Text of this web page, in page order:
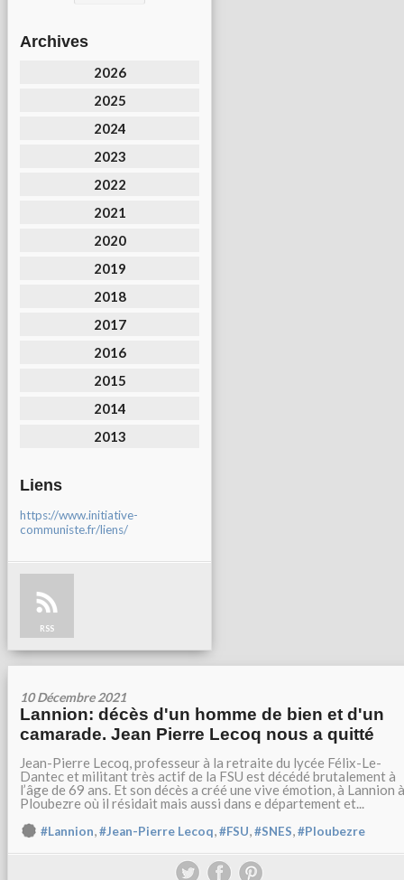
Archives
2026
2025
2024
2023
2022
2021
2020
2019
2018
2017
2016
2015
2014
2013
Liens
https://www.initiative-
communiste.fr/liens/
RSS
10 Décembre 2021
Lannion: décès d'un homme de bien et d'un
camarade. Jean Pierre Lecoq nous a quitté
Jean-Pierre Lecoq, professeur à la retraite du lycée Félix-Le-
Dantec et militant très actif de la FSU est décédé brutalement à
l’âge de 69 ans. Et son décès a créé une vive émotion, à Lannion à
Ploubezre où il résidait mais aussi dans e département et...
#Lannion,#Jean-Pierre Lecoq,#FSU,#SNES,#Ploubezre